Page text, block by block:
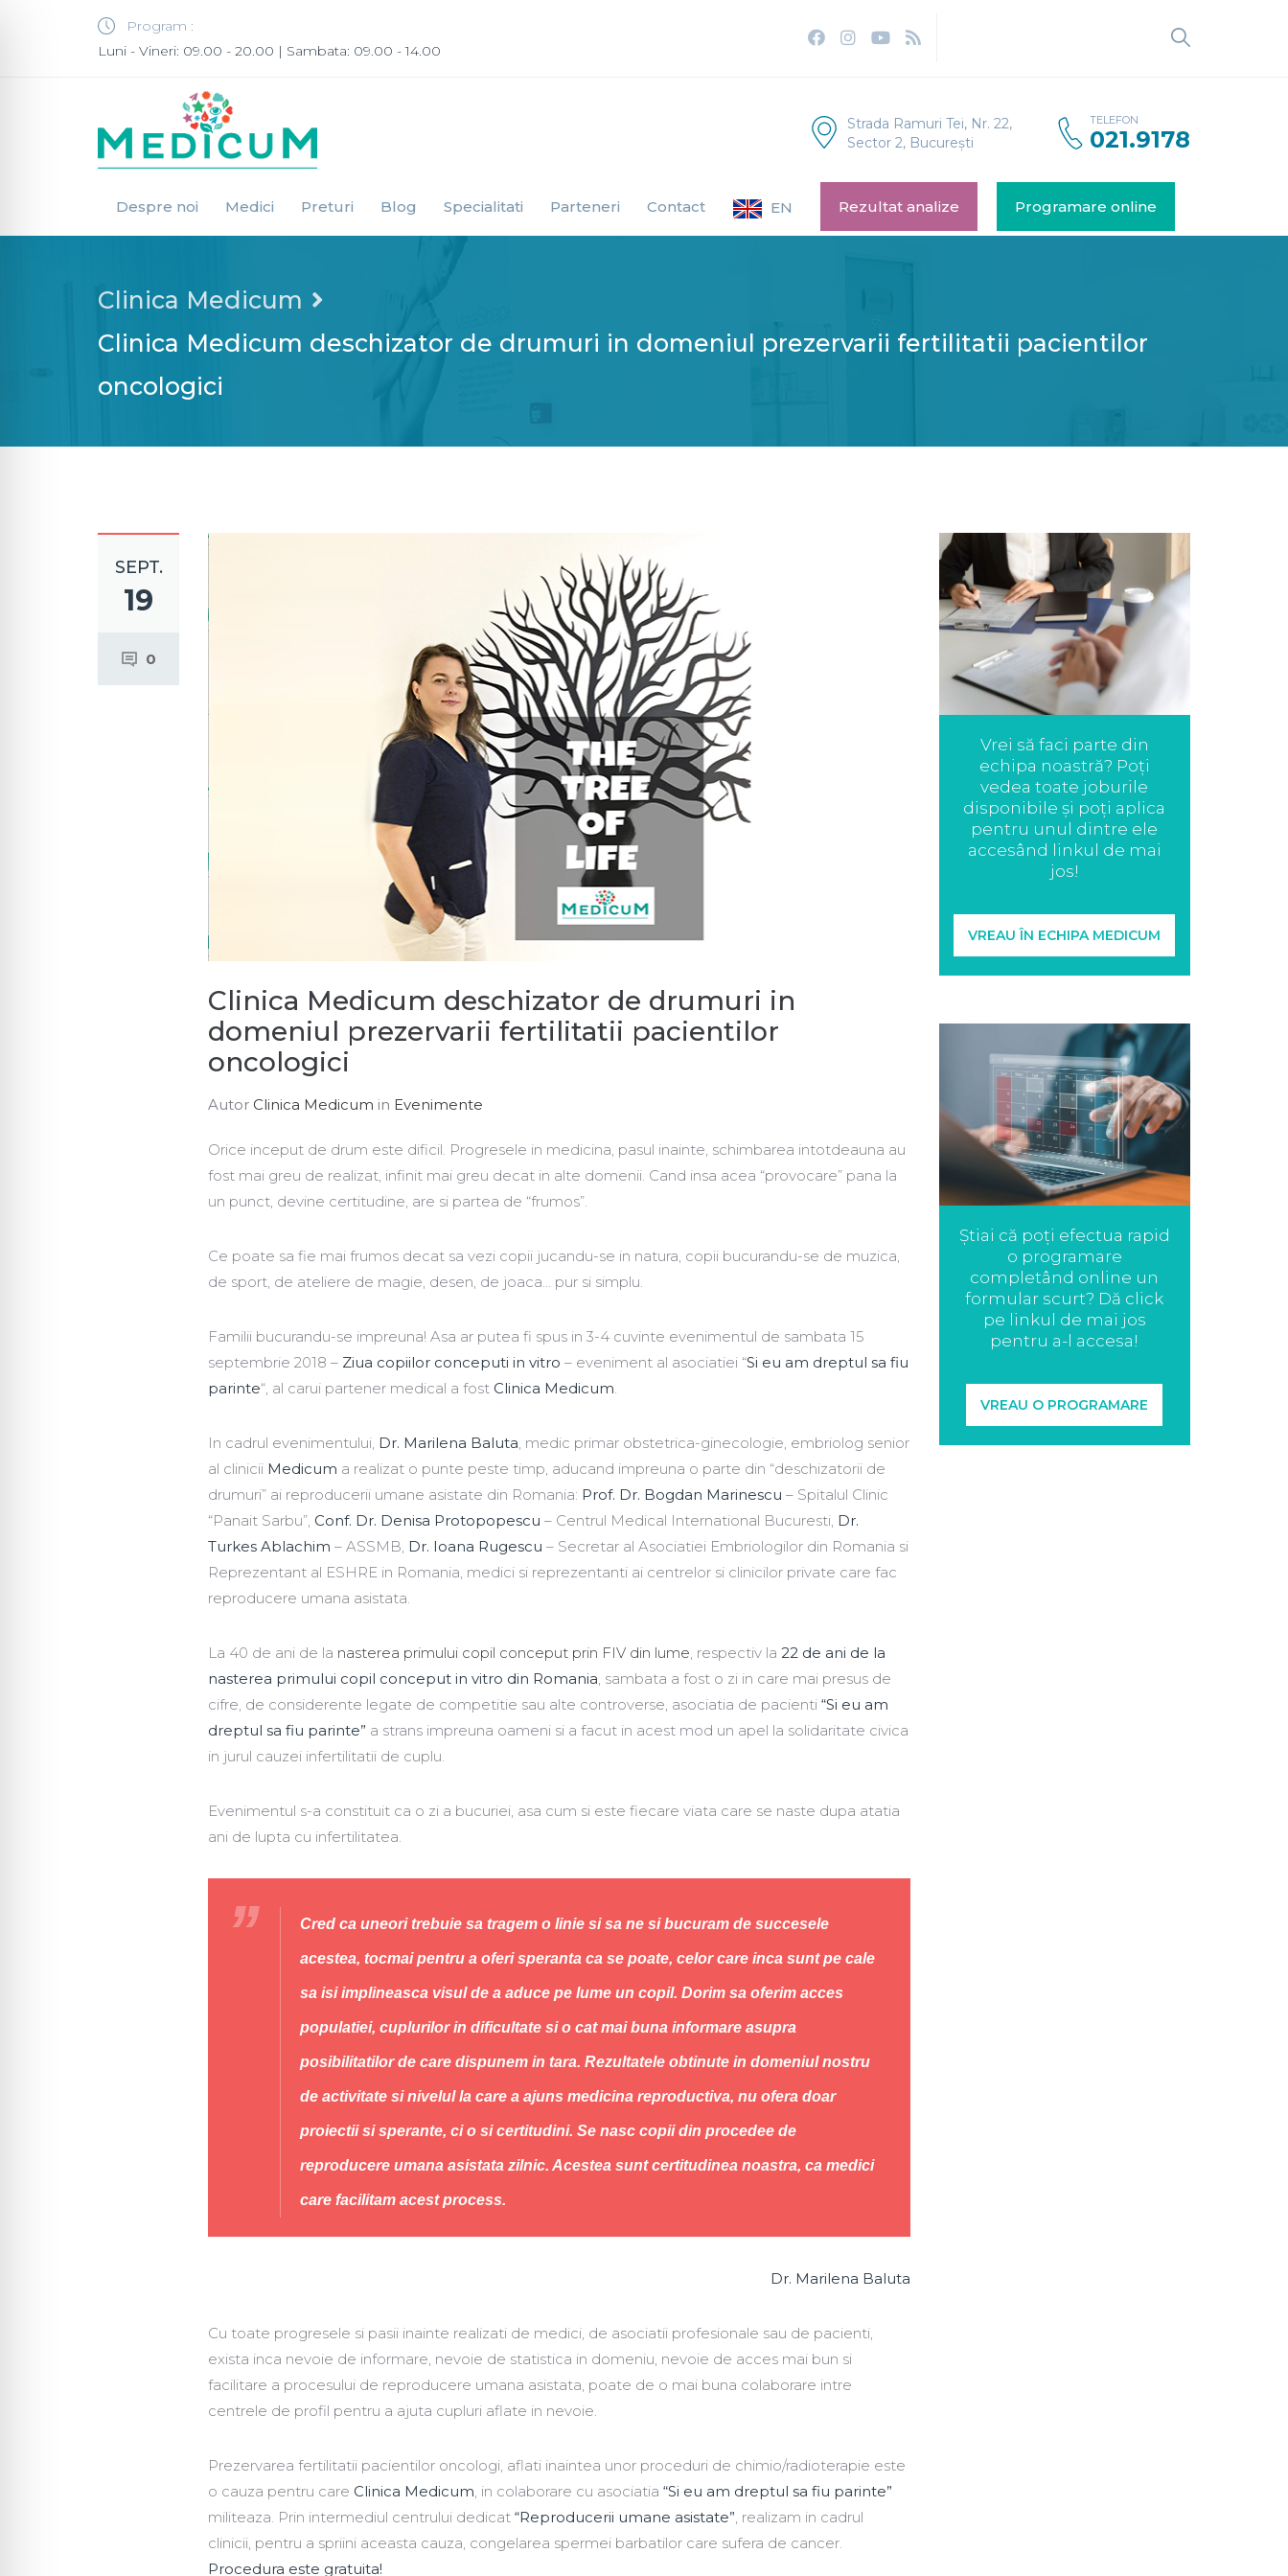
Program :
Luni - Vineri: 09.00 - 20.00 | Sambata: 09.00 - 14.00
Strada Ramuri Tei, Nr. 22,
Sector 2, București
TELEFON
021.9178
Despre noi Medici Preturi Blog Specialitati Parteneri Contact EN Rezultat analize Programare online
Clinica Medicum
Clinica Medicum deschizator de drumuri in domeniul prezervarii fertilitatii pacientilor
oncologici
SEPT.
19
0
Clinica Medicum deschizator de drumuri in
domeniul prezervarii fertilitatii pacientilor
oncologici
Autor Clinica Medicum in Evenimente
Orice inceput de drum este dificil. Progresele in medicina, pasul inainte, schimbarea intotdeauna au
fost mai greu de realizat, infinit mai greu decat in alte domenii. Cand insa acea “provocare” pana la
un punct, devine certitudine, are si partea de “frumos”.
Ce poate sa fie mai frumos decat sa vezi copii jucandu-se in natura, copii bucurandu-se de muzica,
de sport, de ateliere de magie, desen, de joaca… pur si simplu.
Familii bucurandu-se impreuna! Asa ar putea fi spus in 3-4 cuvinte evenimentul de sambata 15
septembrie 2018 – Ziua copiilor conceputi in vitro – eveniment al asociatiei “Si eu am dreptul sa fiu
parinte“, al carui partener medical a fost Clinica Medicum.
In cadrul evenimentului, Dr. Marilena Baluta, medic primar obstetrica-ginecologie, embriolog senior
al clinicii Medicum a realizat o punte peste timp, aducand impreuna o parte din “deschizatorii de
drumuri” ai reproducerii umane asistate din Romania: Prof. Dr. Bogdan Marinescu – Spitalul Clinic
“Panait Sarbu”, Conf. Dr. Denisa Protopopescu – Centrul Medical International Bucuresti, Dr.
Turkes Ablachim – ASSMB, Dr. Ioana Rugescu – Secretar al Asociatiei Embriologilor din Romania si
Reprezentant al ESHRE in Romania, medici si reprezentanti ai centrelor si clinicilor private care fac
reproducere umana asistata.
La 40 de ani de la nasterea primului copil conceput prin FIV din lume, respectiv la 22 de ani de la
nasterea primului copil conceput in vitro din Romania, sambata a fost o zi in care mai presus de
cifre, de considerente legate de competitie sau alte controverse, asociatia de pacienti “Si eu am
dreptul sa fiu parinte” a strans impreuna oameni si a facut in acest mod un apel la solidaritate civica
in jurul cauzei infertilitatii de cuplu.
Evenimentul s-a constituit ca o zi a bucuriei, asa cum si este fiecare viata care se naste dupa atatia
ani de lupta cu infertilitatea.
Cred ca uneori trebuie sa tragem o linie si sa ne si bucuram de succesele
acestea, tocmai pentru a oferi speranta ca se poate, celor care inca sunt pe cale
sa isi implineasca visul de a aduce pe lume un copil. Dorim sa oferim acces
populatiei, cuplurilor in dificultate si o cat mai buna informare asupra
posibilitatilor de care dispunem in tara. Rezultatele obtinute in domeniul nostru
de activitate si nivelul la care a ajuns medicina reproductiva, nu ofera doar
proiectii si sperante, ci o si certitudini. Se nasc copii din procedee de
reproducere umana asistata zilnic. Acestea sunt certitudinea noastra, ca medici
care facilitam acest process.
Dr. Marilena Baluta
Cu toate progresele si pasii inainte realizati de medici, de asociatii profesionale sau de pacienti,
exista inca nevoie de informare, nevoie de statistica in domeniu, nevoie de acces mai bun si
facilitare a procesului de reproducere umana asistata, poate de o mai buna colaborare intre
centrele de profil pentru a ajuta cupluri aflate in nevoie.
Prezervarea fertilitatii pacientilor oncologi, aflati inaintea unor proceduri de chimio/radioterapie este
o cauza pentru care Clinica Medicum, in colaborare cu asociatia “Si eu am dreptul sa fiu parinte”
militeaza. Prin intermediul centrului dedicat “Reproducerii umane asistate”, realizam in cadrul
clinicii, pentru a spriini aceasta cauza, congelarea spermei barbatilor care sufera de cancer.
Procedura este gratuita!
Vrei să faci parte din
echipa noastră? Poți
vedea toate joburile
disponibile și poți aplica
pentru unul dintre ele
accesând linkul de mai
jos!
VREAU ÎN ECHIPA MEDICUM
Știai că poți efectua rapid
o programare
completând online un
formular scurt? Dă click
pe linkul de mai jos
pentru a-l accesa!
VREAU O PROGRAMARE